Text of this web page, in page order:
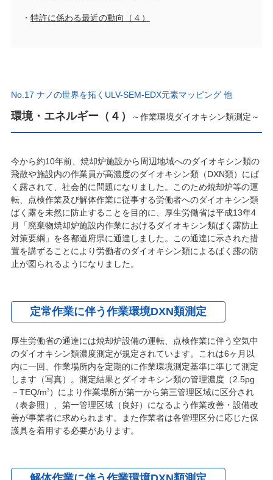
特許に係わる最近の動向（４）
No.17 ナノの世界を拓くULV-SEM-EDX元素マッピング 他
環境・エネルギー（４） ～作業環境ダイオキシン類測定～
今から約10年前、焼却炉施設から周辺地域へのダイオキシン類の
飛散や施設内の作業員が高濃度のダイオキシン類（DXN類）にば
く露されて、社会的に問題になりました。このため焼却炉等の運
転、点検作業及び解体作業に従事する労働者へのダイオキシン類
ばく露を未然に防止することを目的に、厚生労働省は平成13年4
月「廃棄物焼却炉施設内作業におけるダイオキシン類ばく露防止
対策要綱」を各都道府県に通達しました。この通達に示された措
置を講ずることにより労働者のダイオキシン類によるばく露の防
止が図られるようになりました。
定常作業に伴う作業環境DXN類測定
厚生労働省の通達には焼却炉設備の運転、点検作業に伴う空気中
のダイオキシン類濃度測定が規定されています。これは6ヶ月以
内に一回、作業場所内を定期的に作業環境測定基準に準じて測定
します（写真）。測定結果とダイオキシン類の管理濃度（2.5pg
－TEQ/m3）により作業場所が第一から第三管理区域に区分され
（表参照）、第一管理区域（良好）になるよう作業改善・設備改
善が事業者に求められます。また作業者は各管理区分に応じた保
護具を着用する必要があります。